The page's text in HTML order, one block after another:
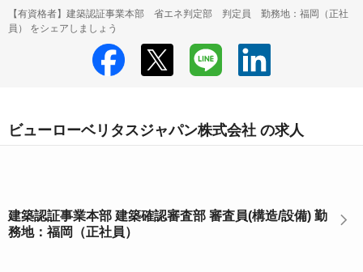
【有資格者】建築認証事業本部 省エネ判定部 判定員 勤務地：福岡（正社
員） をシェアしましょう
ビューローベリタスジャパン株式会社 の求人
建築認証事業本部 建築確認審査部 審査員(構造/設備) 勤
務地：福岡（正社員）